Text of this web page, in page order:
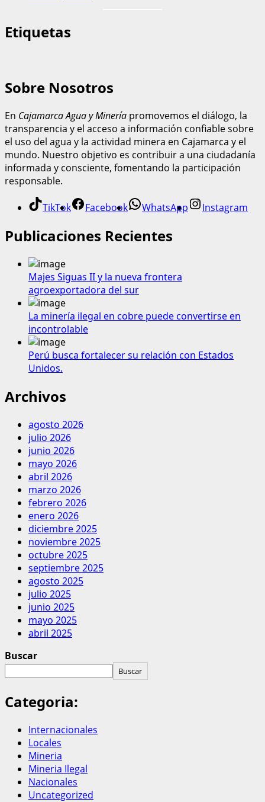
Etiquetas
Sobre Nosotros
En Cajamarca Agua y Minería promovemos el diálogo, la
transparencia y el acceso a información confiable sobre
el uso del agua y la actividad minera en Cajamarca y el
mundo. Nuestro objetivo es contribuir a una ciudadanía
informada y consciente, fomentando la participación
responsable.
TikTok Facebook WhatsApp Instagram
Publicaciones Recientes
Majes Siguas II y la nueva frontera
agroexportadora del sur
La minería ilegal en cobre puede convertirse en
incontrolable
Perú busca fortalecer su relación con Estados
Unidos.
Archivos
agosto 2026
julio 2026
junio 2026
mayo 2026
abril 2026
marzo 2026
febrero 2026
enero 2026
diciembre 2025
noviembre 2025
octubre 2025
septiembre 2025
agosto 2025
julio 2025
junio 2025
mayo 2025
abril 2025
Buscar
Buscar
Categoria:
Internacionales
Locales
Mineria
Mineria Ilegal
Nacionales
Uncategorized